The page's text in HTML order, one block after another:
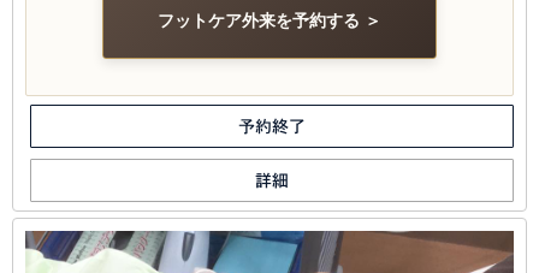
フットケア外来を予約する ＞
予約終了
詳細